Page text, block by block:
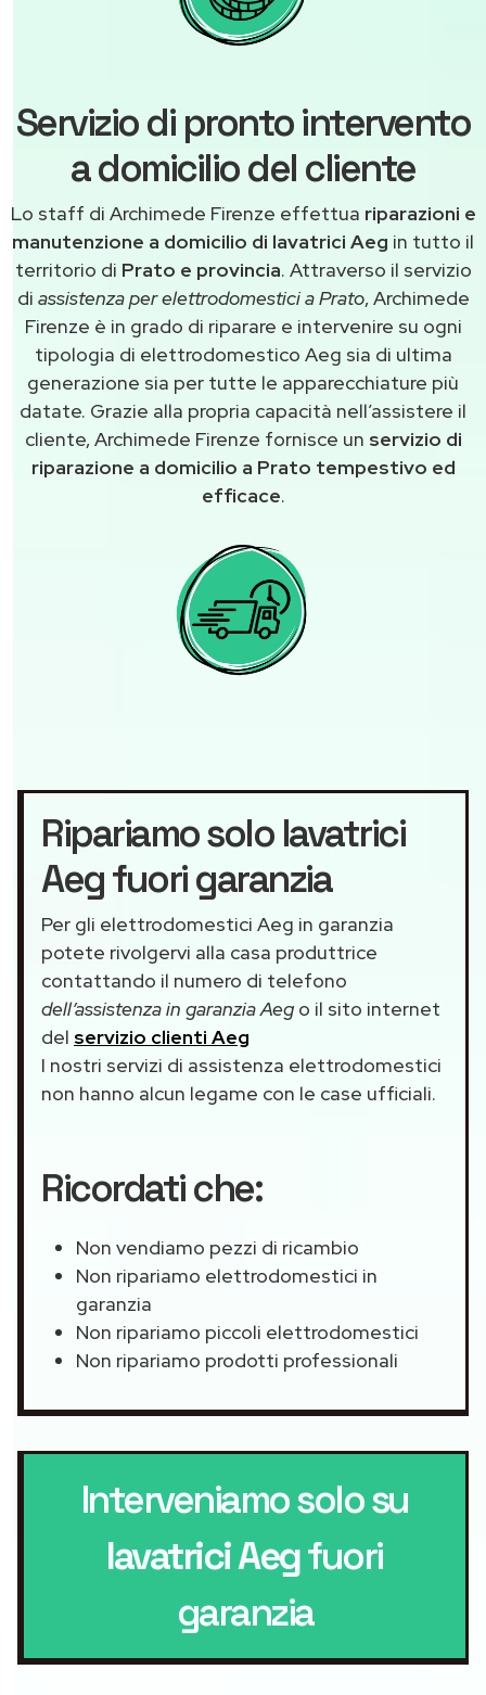
Servizio di pronto intervento
a domicilio del cliente
Lo staff di Archimede Firenze effettua riparazioni e
manutenzione a domicilio di lavatrici Aeg in tutto il
territorio di Prato e provincia. Attraverso il servizio
di assistenza per elettrodomestici a Prato, Archimede
Firenze è in grado di riparare e intervenire su ogni
tipologia di elettrodomestico Aeg sia di ultima
generazione sia per tutte le apparecchiature più
datate. Grazie alla propria capacità nell’assistere il
cliente, Archimede Firenze fornisce un servizio di
riparazione a domicilio a Prato tempestivo ed
efficace.
Ripariamo solo lavatrici
Aeg fuori garanzia
Per gli elettrodomestici Aeg in garanzia
potete rivolgervi alla casa produttrice
contattando il numero di telefono
dell’assistenza in garanzia Aeg o il sito internet
del servizio clienti Aeg
I nostri servizi di assistenza elettrodomestici
non hanno alcun legame con le case ufficiali.
Ricordati che:
Non vendiamo pezzi di ricambio
Non ripariamo elettrodomestici in
garanzia
Non ripariamo piccoli elettrodomestici
Non ripariamo prodotti professionali
Interveniamo solo su
lavatrici Aegfuori
garanzia